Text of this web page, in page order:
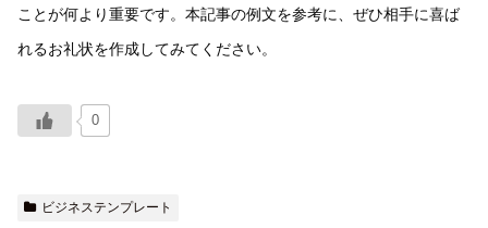
ことが何より重要です。本記事の例文を参考に、ぜひ相手に喜ば
れるお礼状を作成してみてください。
0
ビジネステンプレート